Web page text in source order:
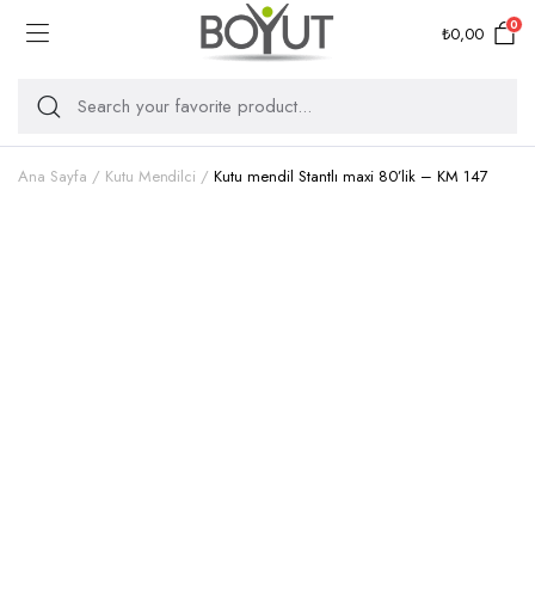
₺0,00 0
Ana Sayfa Kutu Mendilci Kutu mendil Stantlı maxi 80’lik – KM 147